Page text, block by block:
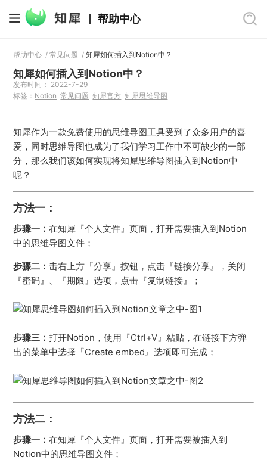
帮助中心
帮助中心 /常见问题 /知犀如何插入到Notion中？
知犀如何插入到Notion中？
发布时间： 2022-7-29
标签： Notion 常见问题 知犀官方 知犀思维导图
知犀作为一款免费使用的思维导图工具受到了众多用户的喜
爱，同时思维导图也成为了我们学习工作中不可缺少的一部
分，那么我们该如何实现将知犀思维导图插入到Notion中
呢？
方法一：
步骤一：在知犀『个人文件』页面，打开需要插入到Notion
中的思维导图文件；
步骤二：击右上方『分享』按钮，点击『链接分享』，关闭
『密码』、『期限』选项，点击『复制链接』；
步骤三：打开Notion，使用『Ctrl+V』粘贴，在链接下方弹
出的菜单中选择『Create embed』选项即可完成；
方法二：
步骤一：在知犀『个人文件』页面，打开需要被插入到
Notion中的思维导图文件；